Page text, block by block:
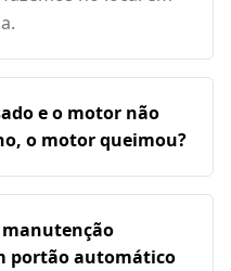
e o motor não
o motor queimou?
portão automático